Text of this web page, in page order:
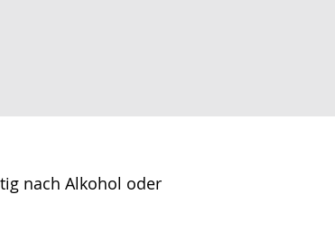
nach Alkohol oder